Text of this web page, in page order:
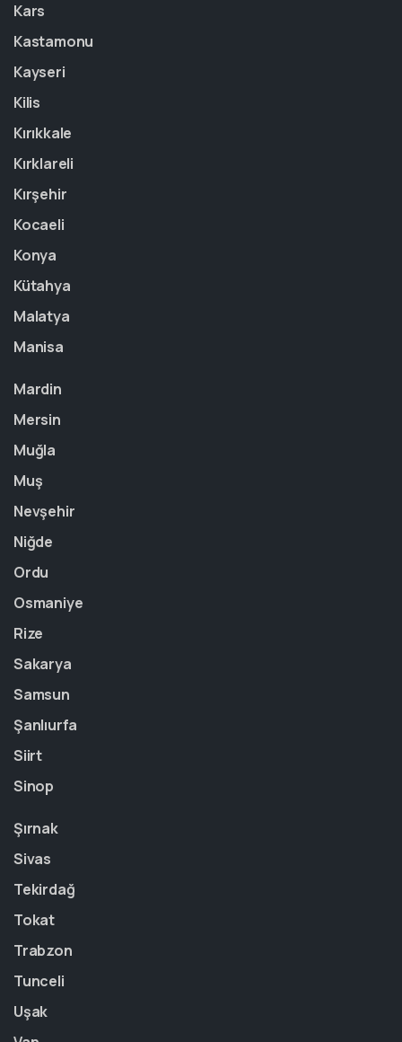
Kars
Kastamonu
Kayseri
Kilis
Kırıkkale
Kırklareli
Kırşehir
Kocaeli
Konya
Kütahya
Malatya
Manisa
Mardin
Mersin
Muğla
Muş
Nevşehir
Niğde
Ordu
Osmaniye
Rize
Sakarya
Samsun
Şanlıurfa
Siirt
Sinop
Şırnak
Sivas
Tekirdağ
Tokat
Trabzon
Tunceli
Uşak